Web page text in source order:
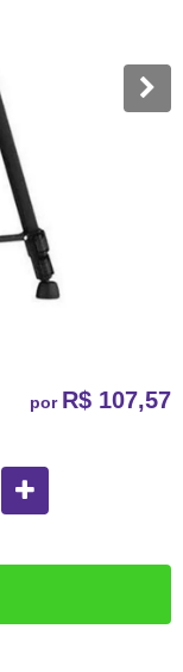
por R$ 107,57